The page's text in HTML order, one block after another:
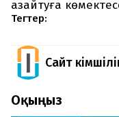
азайтуға
Тегтер:
Сайт
Оқыңыз